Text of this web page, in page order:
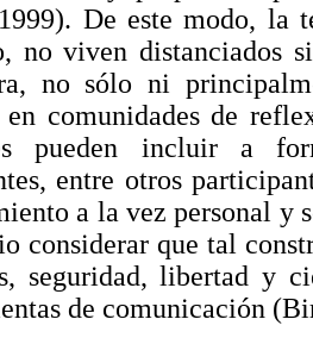
De este modo,
no viven distanciados
no sólo ni
comunidades de
pueden incluir a
entre otros
a la vez personal y
considerar que tal
seguridad, libertad y
de comunicación